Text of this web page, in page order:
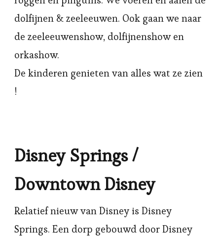
dolfijnen & zeeleeuwen. Ook gaan we naar
de zeeleeuwenshow, dolfijnenshow en
orkashow.
De kinderen genieten van alles wat ze zien
!
Disney Springs /
Downtown Disney
Relatief nieuw van Disney is Disney
Springs. Een dorp gebouwd door Disney